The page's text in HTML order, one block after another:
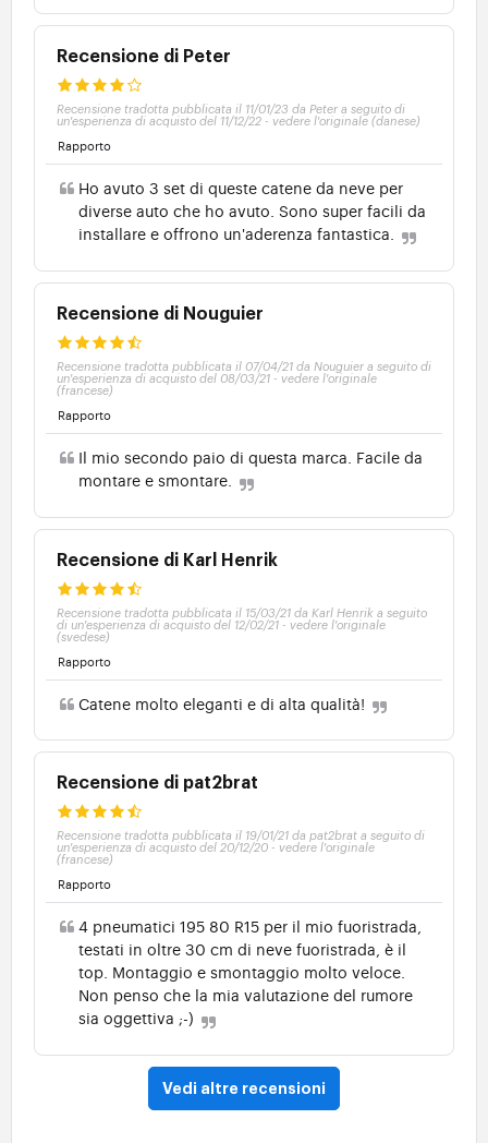
Recensione di Peter
Recensione tradotta pubblicata il 11/01/23 da Peter a seguito di
un'esperienza di acquisto del 11/12/22 - vedere l'originale (danese)
Rapporto
Ho avuto 3 set di queste catene da neve per
diverse auto che ho avuto. Sono super facili da
installare e offrono un'aderenza fantastica.
Recensione di Nouguier
Recensione tradotta pubblicata il 07/04/21 da Nouguier a seguito di
un'esperienza di acquisto del 08/03/21 - vedere l'originale
(francese)
Rapporto
Il mio secondo paio di questa marca. Facile da
montare e smontare.
Recensione di Karl Henrik
Recensione tradotta pubblicata il 15/03/21 da Karl Henrik a seguito
di un'esperienza di acquisto del 12/02/21 - vedere l'originale
(svedese)
Rapporto
Catene molto eleganti e di alta qualità!
Recensione di pat2brat
Recensione tradotta pubblicata il 19/01/21 da pat2brat a seguito di
un'esperienza di acquisto del 20/12/20 - vedere l'originale
(francese)
Rapporto
4 pneumatici 195 80 R15 per il mio fuoristrada,
testati in oltre 30 cm di neve fuoristrada, è il
top. Montaggio e smontaggio molto veloce.
Non penso che la mia valutazione del rumore
sia oggettiva ;-)
Vedi altre recensioni